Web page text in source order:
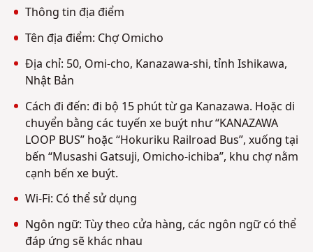
Thông tin địa điểm
Tên địa điểm: Chợ Omicho
Địa chỉ: 50, Omi-cho, Kanazawa-shi, tỉnh Ishikawa,
Nhật Bản
Cách đi đến: đi bộ 15 phút từ ga Kanazawa. Hoặc di
chuyển bằng các tuyến xe buýt như “KANAZAWA
LOOP BUS” hoặc “Hokuriku Railroad Bus”, xuống tại
bến “Musashi Gatsuji, Omicho-ichiba”, khu chợ nằm
cạnh bến xe buýt.
Wi-Fi: Có thể sử dụng
Ngôn ngữ: Tùy theo cửa hàng, các ngôn ngữ có thể
đáp ứng sẽ khác nhau